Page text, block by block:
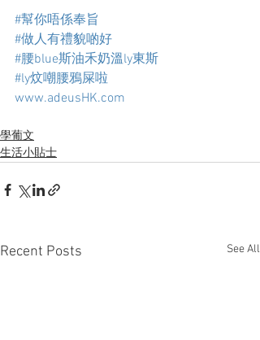
#幫你唔係奉旨
#做人有禮貌啲好
#腰blue斯油禾奶溫ly東斯
#ly炆嘲腰鴉屎啦
www.adeusHK.com
學葡文
生活小貼士
Recent Posts See All